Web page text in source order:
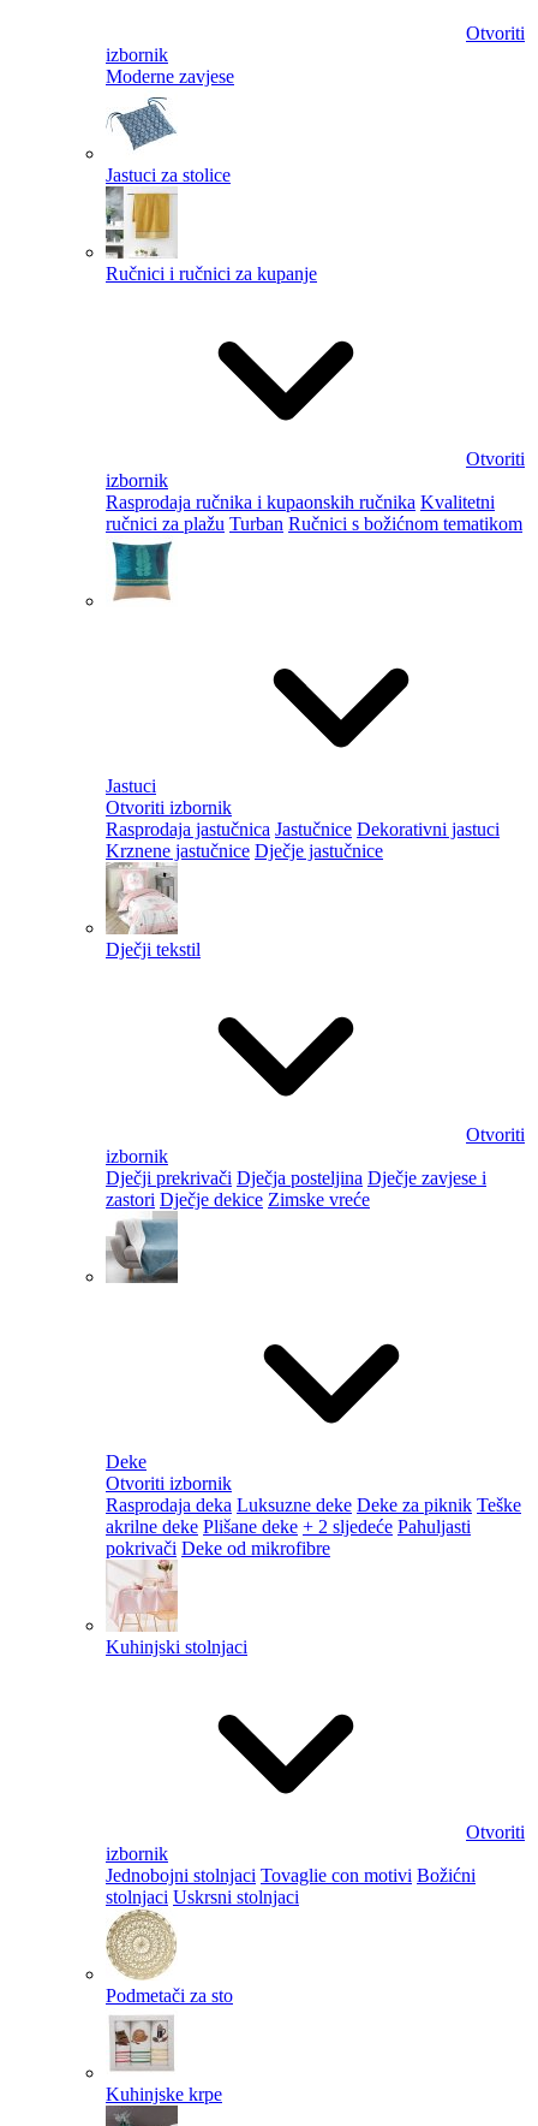
Otvoriti
izbornik
Moderne zavjese
Jastuci za stolice
Ručnici i ručnici za kupanje
Otvoriti
izbornik
Rasprodaja ručnika i kupaonskih ručnika Kvalitetni
ručnici za plažu Turban Ručnici s božićnom tematikom
Jastuci
Otvoriti izbornik
Rasprodaja jastučnica Jastučnice Dekorativni jastuci
Krznene jastučnice Dječje jastučnice
Dječji tekstil
Otvoriti
izbornik
Dječji prekrivači Dječja posteljina Dječje zavjese i
zastori Dječje dekice Zimske vreće
Deke
Otvoriti izbornik
Rasprodaja deka Luksuzne deke Deke za piknik Teške
akrilne deke Plišane deke + 2 sljedeće Pahuljasti
pokrivači Deke od mikrofibre
Kuhinjski stolnjaci
Otvoriti
izbornik
Jednobojni stolnjaci Tovaglie con motivi Božićni
stolnjaci Uskrsni stolnjaci
Podmetači za sto
Kuhinjske krpe